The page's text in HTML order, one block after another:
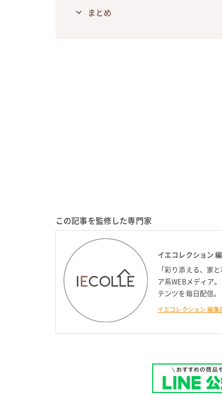
まとめ
この記事を監修した専門家
イエコレクション
「彩り添える、家
ア系WEBメディア
テンツを毎日配信
イエコレクション 編